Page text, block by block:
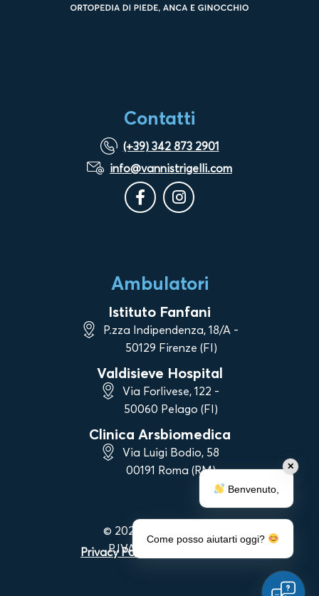
Contatti
(+39) 342 873 2901
info@vannistrigelli.com
Ambulatori
Istituto Fanfani
P.zza Indipendenza, 18/A -
50129 Firenze (FI)
Valdisieve Hospital
Via Forlivese, 122 -
50060 Pelago (FI)
Clinica Arsbiomedica
Via Luigi Bodio, 58
00191 Roma (RM)
© 2023 Vanni Strigelli
P.IVA 06983090488
Privacy Policy
✕
Benvenuto,
Come posso aiutarti oggi?